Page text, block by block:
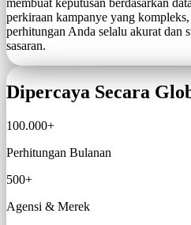
membuat keputusan berdasarkan
perkiraan kampanye yang
perhitungan Anda selalu akurat dan
sasaran.
Dipercaya Secara
100.000+
Perhitungan Bulanan
500+
Agensi & Merek